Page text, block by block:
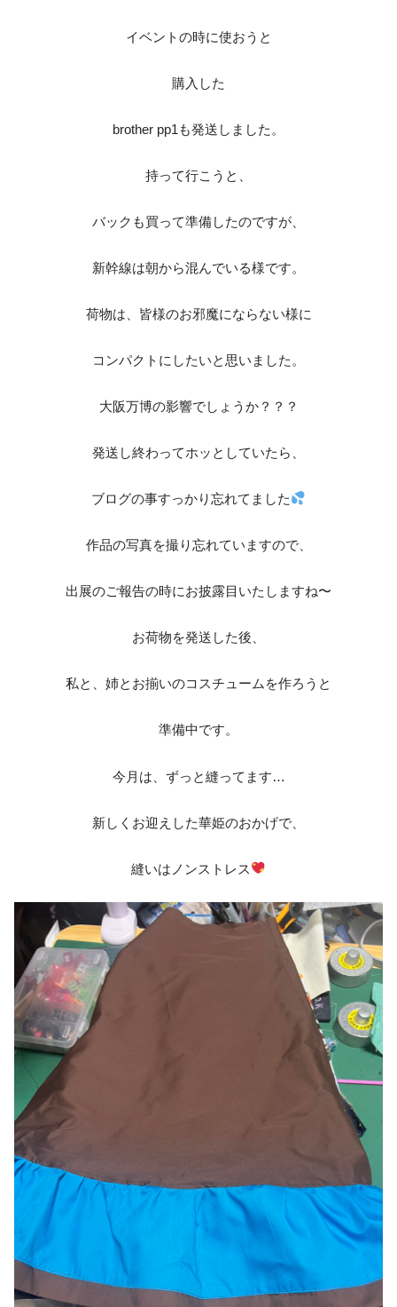
イベントの時に使おうと
購入した
brother pp1も発送しました。
持って行こうと、
バックも買って準備したのですが、
新幹線は朝から混んでいる様です。
荷物は、皆様のお邪魔にならない様に
コンパクトにしたいと思いました。
大阪万博の影響でしょうか？？？
発送し終わってホッとしていたら、
ブログの事すっかり忘れてました
作品の写真を撮り忘れていますので、
出展のご報告の時にお披露目いたしますね〜
お荷物を発送した後、
私と、姉とお揃いのコスチュームを作ろうと
準備中です。
今月は、ずっと縫ってます…
新しくお迎えした華姫のおかげで、
縫いはノンストレス